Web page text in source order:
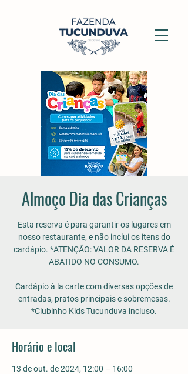
Almoço Dia das Crianças
Esta reserva é para garantir os lugares em
nosso restaurante, e não inclui os itens do
cardápio. *ATENÇÃO: VALOR DA RESERVA É
ABATIDO NO CONSUMO.
Cardápio à la carte com diversas opções de
entradas, pratos principais e sobremesas.
*Clubinho Kids Tucunduva incluso.
Horário e local
13 de out. de 2024, 12:00 – 16:00